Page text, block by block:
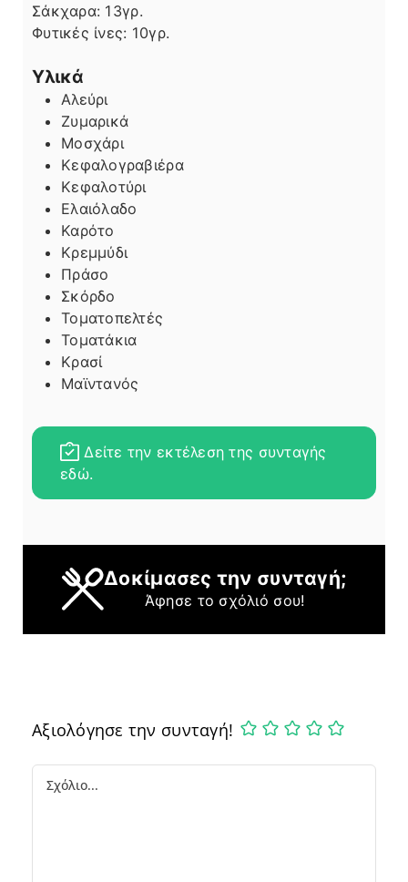
Σάκχαρα: 13γρ.
Φυτικές ίνες: 10γρ.
Υλικά
Αλεύρι
Ζυμαρικά
Μοσχάρι
Κεφαλογραβιέρα
Κεφαλοτύρι
Ελαιόλαδο
Καρότο
Κρεμμύδι
Πράσο
Σκόρδο
Τοματοπελτές
Τοματάκια
Κρασί
Μαϊντανός
Δείτε την εκτέλεση της συνταγής
εδώ.
Δοκίμασες την συνταγή;
Άφησε το σχόλιό σου!
Αξιολόγησε την συνταγή!
Comment